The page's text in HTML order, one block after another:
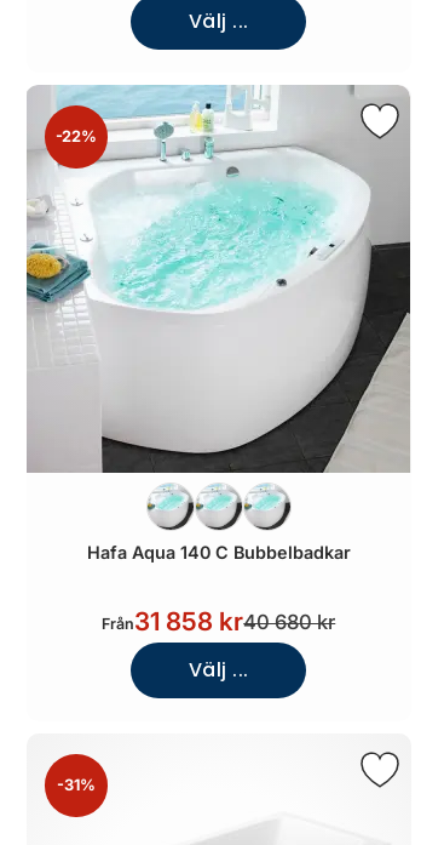
Välj ...
-22%
Hafa Aqua 140 C Bubbelbadkar
Från31 858 kr40 680 kr
Välj ...
-31%